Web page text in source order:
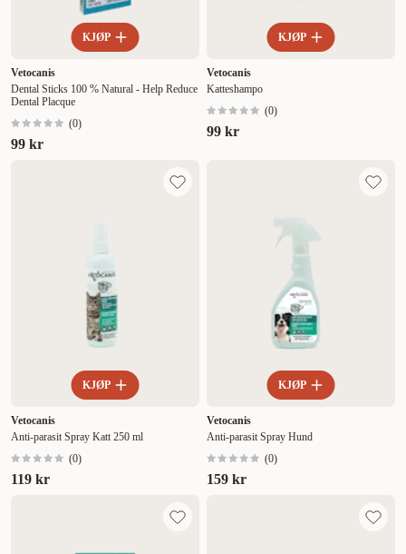
KJØP
Vetocanis
Dental Sticks 100 % Natural - Help Reduce
Dental Placque
(0)
99 kr
KJØP
Vetocanis
Katteshampo
(0)
99 kr
KJØP
Vetocanis
Anti-parasit Spray Katt 250 ml
(0)
119 kr
KJØP
Vetocanis
Anti-parasit Spray Hund
(0)
159 kr